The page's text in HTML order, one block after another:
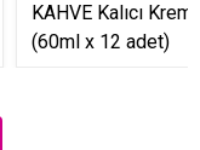
KAHVE Kalıcı
(60ml x 12 adet)